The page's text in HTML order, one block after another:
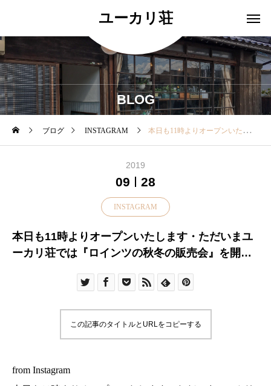
ユーカリ荘
BLOG
ブログ INSTAGRAM 本日も11時よりオープンいたします・ただいまユーカリ荘では『ロインツの秋冬の販売会』を開催中・アンクルストラップシューズはいかが？・シンプルで足に快適フィットするフラットな甲ストラップシューズ・甲ストラップはマジックテープ付きで安定しやすく着脱が簡単です♪・消しレザーを使用したナチュラルなアイテムです！・サイズはblack23.0㎝brunette23.5㎝をご用意・その他 定番のシューズ ブーツもご用意しております・♪昨年100年を迎えたロインツの靴♪長時間歩いても疲れ知らず気になっていたお客様はお早めに店頭で履き心地をお試しください！・・お問い合わせ お取り置きについてインスタやホームページですと見落とすことがございますので大変 恐れ入りますが11:00〜18:00 ︎0852337448ユーカリ荘までお気軽にお問い合わせください・・………………………………………………………………・ユーカリ荘は10周年を迎えました！日頃の感謝の気持ちを込めて。。。・【ロインツ】をご購入のお客様に人気の【冷えとりシルク5本指靴下】を先着10名様にプレゼント・………………………………………………………………・#ユーカリ荘#yukarisou#セレクトショップ#ライフスタイルショップ#松江#島根#雑貨#雑貨屋#アパレル#シューズ#スリッポン#ロインツ#Loints#靴#販売会#AW#秋冬#FW#冷えとり靴下#靴下#冷えとり#5本指靴下#プレゼント
2019
09 28
INSTAGRAM
本日も11時よりオープンいたします・ただいまユ
ーカリ荘では『ロインツの秋冬の販売会』を開催
ンプルで足に快適フィットするフラットな甲スト
付きで安定しやすく着脱が簡単です♪・消しレザー
定番のシューズ ブーツもご用意しております・♪
昨年100年を迎えたロインツの靴♪長時間歩いても
この記事のタイトルとURLをコピーする
from Instagram